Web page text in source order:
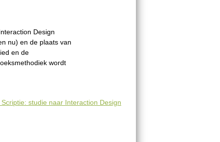
Design
nu) en de plaats van
en de
wordt
studie naar Interaction Design